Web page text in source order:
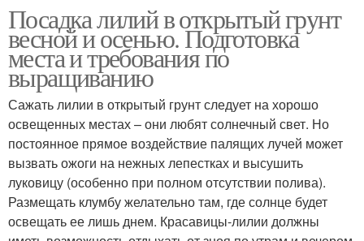
Посадка лилий в открытый грунт
весной и осенью. Подготовка
места и требования по
выращиванию
Сажать лилии в открытый грунт следует на хорошо
освещенных местах – они любят солнечный свет. Но
постоянное прямое воздействие палящих лучей может
вызвать ожоги на нежных лепестках и высушить
луковицу (особенно при полном отсутствии полива).
Размещать клумбу желательно там, где солнце будет
освещать ее лишь днем. Красавицы-лилии должны